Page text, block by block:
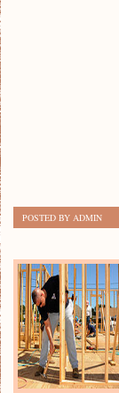
POSTED BY ADMIN